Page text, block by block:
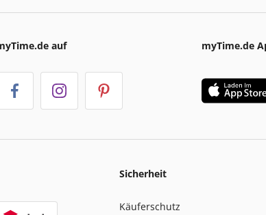
auf myTime.de
Sicherheit
Käuferschutz